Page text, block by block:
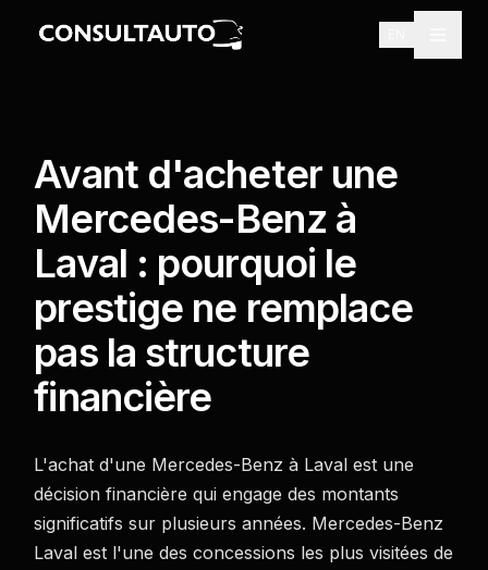
consultation
Avant d'acheter une
Mercedes-Benz à
Laval : pourquoi le
prestige ne remplace
pas la structure
financière
L'achat d'une Mercedes-Benz à Laval est une
décision financière qui engage des montants
significatifs sur plusieurs années. Mercedes-Benz
Laval est l'une des concessions les plus visitées de